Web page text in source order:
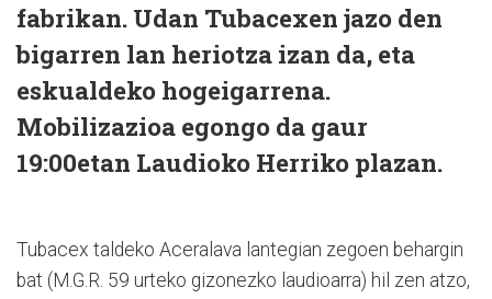
fabrikan. Udan Tubacexen jazo den
bigarren lan heriotza izan da, eta
eskualdeko hogeigarrena.
Mobilizazioa egongo da gaur
19:00etan Laudioko Herriko plazan.
Tubacex taldeko Aceralava lantegian zegoen behargin
bat (M.G.R. 59 urteko gizonezko laudioarra) hil zen atzo,